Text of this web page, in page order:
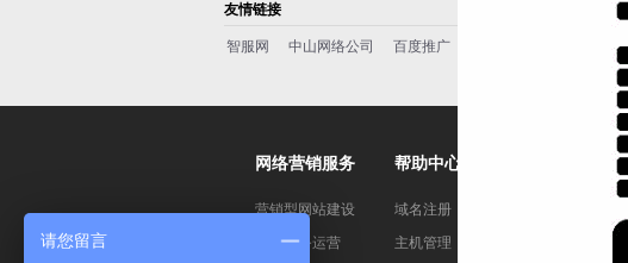
友情链接
智服网 中山网络公司 百度推广
网络营销服务
营销型网站建设
电子商务运营
帮助中心
域名注册
主机管理
请您留言